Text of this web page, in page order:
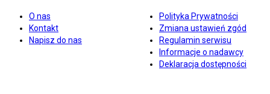
O nas
Kontakt
Napisz do nas
Polityka Prywatności
Zmiana ustawień zgód
Regulamin serwisu
Informacje o nadawcy
Deklaracja dostępności